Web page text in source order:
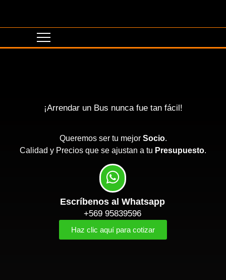
¡Arrendar un Bus nunca fue tan fácil!
Queremos ser tu mejor Socio.
Calidad y Precios que se ajustan a tu Presupuesto.
Escríbenos al Whatsapp
+569 95839596
Haz clic aquí para cotizar